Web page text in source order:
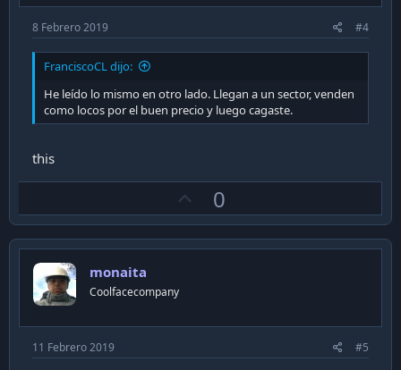
8 Febrero 2019 #4
FranciscoCL dijo:
He leído lo mismo en otro lado. Llegan a un sector, venden
como locos por el buen precio y luego cagaste.
this
p
v
0
monaita
Coolfacecompany
11 Febrero 2019 #5